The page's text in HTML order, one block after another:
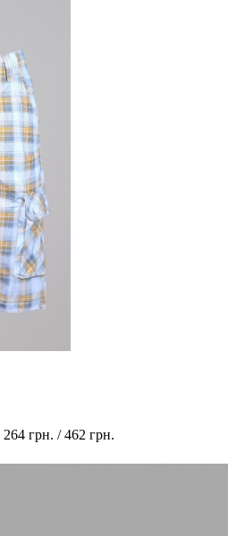
264 грн. /462 грн.